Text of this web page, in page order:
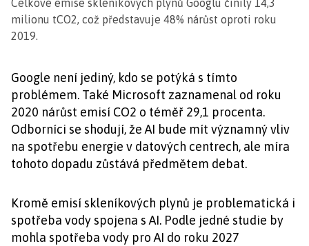
Celkové emise skleníkových plynů Googlu činily 14,3
milionu tCO2, což představuje 48% nárůst oproti roku
2019.
Google není jediný, kdo se potýká s tímto
problémem. Také Microsoft zaznamenal od roku
2020 nárůst emisí CO2 o téměř 29,1 procenta.
Odborníci se shodují, že AI bude mít významný vliv
na spotřebu energie v datových centrech, ale míra
tohoto dopadu zůstává předmětem debat.
Kromě emisí skleníkových plynů je problematická i
spotřeba vody spojena s AI. Podle jedné studie by
mohla spotřeba vody pro AI do roku 2027